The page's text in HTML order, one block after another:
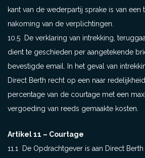
kant van de wederpartij sprake is van
nakoming van de verplichtingen.
10.5 De verklaring van intrekking,
dient te geschieden per aangetekende
bevestigde email. In het geval van
Direct Berth recht op een naar
percentage van de courtage met een
vergoeding van reeds gemaakte kosten.
Artikel 11 – Courtage
11.1 De Opdrachtgever is aan Direct